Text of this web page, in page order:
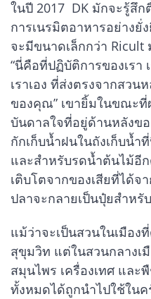
ในปี 2017 DK มักจะรู้สึ
การเนรมิตอาหารอย่างยั่
จะมีขนาดเล็กกว่า
“นี่คือที่ปฏิบัติการของเรา
เราเอง ที่ส่งตรงจากสว
ของคุณ” เขายิ้มในขณะที่
บันดาลใจที่อยู่ด้านหลังขอ
กักเก็บน้ำฝนในถังเก็บน้ำ
และสำหรับรดน้ำต้นไม้อี
เติบโตจากของเสียที่ได้
ปลาจะกลายเป็นปุ๋ยสำหรั
แม้ว่าจะเป็นสวนในเมือง
สุขุมวิท แต่ในสวนกลางเ
สมุนไพร เครื่องเทศ และ
ทั้งหมดได้ถูกนำไปใช้ใน